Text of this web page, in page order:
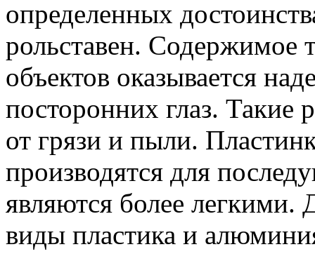
определенных
рольставен. Содержимое
объектов оказывается
посторонних глаз. Такие
от грязи и пыли.
производятся для
являются более легкими.
виды пластика и